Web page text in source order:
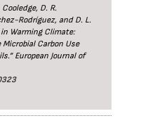
D. R.
Rodríguez, and D. L.
Warming Climate:
Carbon Use
European Journal of